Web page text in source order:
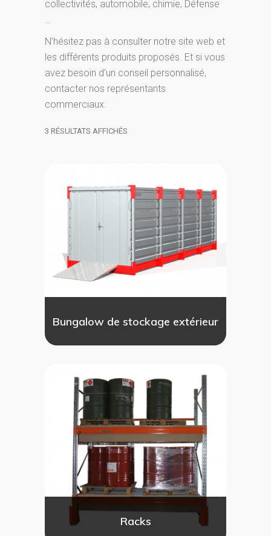
collectivités, automobile, chimie, Défense
…
N’hésitez pas à consulter notre site web et
les différents produits proposés. Et si vous
avez besoin d’un conseil personnalisé,
contacter nos représentants
commerciaux.
3 RÉSULTATS AFFICHÉS
Bungalow de stockage extérieur
Racks